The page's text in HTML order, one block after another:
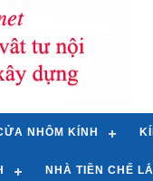
NHÔM KÍNH
NHÀ TIỀN CHẾ